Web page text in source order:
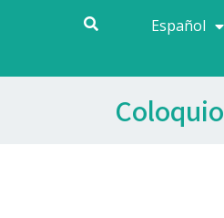
Español
Français
Coloquio